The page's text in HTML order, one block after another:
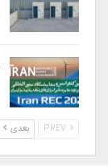
بعدی